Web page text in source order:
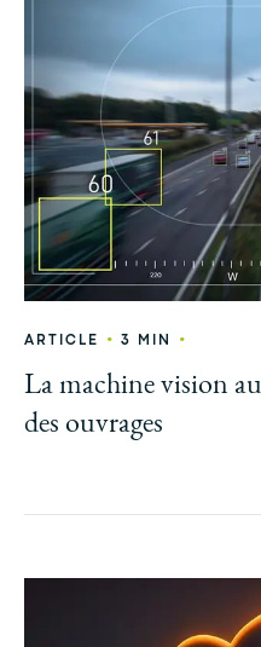
ARTICLE • 3 MIN •
La machine vision
des ouvrages